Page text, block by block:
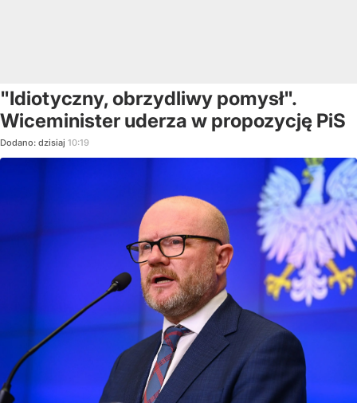
"Idiotyczny, obrzydliwy pomysł".
Wiceminister uderza w propozycję PiS
Dodano: dzisiaj 10:19